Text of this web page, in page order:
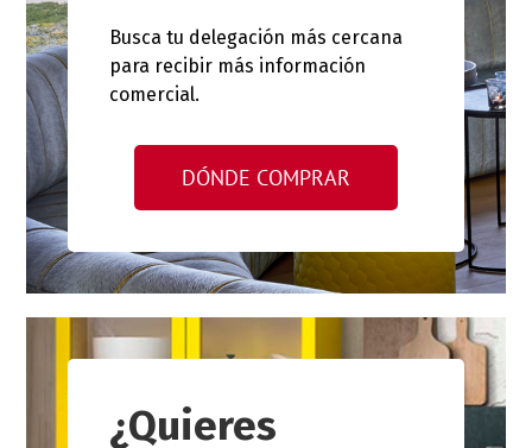
Busca tu delegación más cercana
para recibir más información
comercial.
DÓNDE COMPRAR
¿Quieres